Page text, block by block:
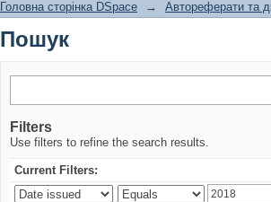
Головна сторінка DSpace → Автореферати та
Пошук
Filters
Use filters to refine the search results.
Current Filters: